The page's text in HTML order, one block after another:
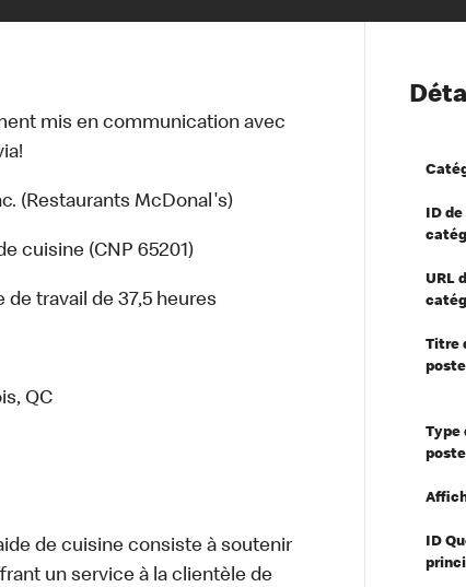
Notre vision à
Nos principes
Diversité,
Santé et
mis en communication avec
(Restaurants McDonal's)
cuisine (CNP 65201)
de travail de 37,5 heures
QC
de cuisine consiste à soutenir
un service à la clientèle de
ID de
URL
Titre
poste
Type
poste
ID